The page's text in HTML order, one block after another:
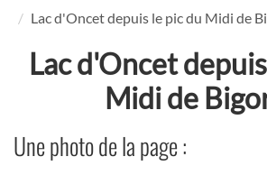
Lac d'Oncet depuis le pic du Midi de
Lac d'Oncet
Midi de
Une photo de la page :